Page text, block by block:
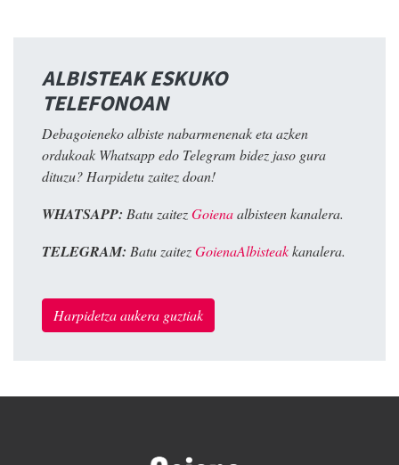
ALBISTEAK ESKUKO
TELEFONOAN
Debagoieneko albiste nabarmenenak eta azken
ordukoak Whatsapp edo Telegram bidez jaso gura
dituzu? Harpidetu zaitez doan!
WHATSAPP: Batu zaitezGoienaalbisteen kanalera.
TELEGRAM: Batu zaitezGoienaAlbisteakkanalera.
Harpidetza aukera guztiak